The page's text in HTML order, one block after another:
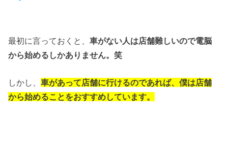
最初に言っておくと、車がない人は店舗難しいので電脳
から始めるしかありません。笑
しかし、車があって店舗に行けるのであれば、僕は店舗
から始めることをおすすめしています。